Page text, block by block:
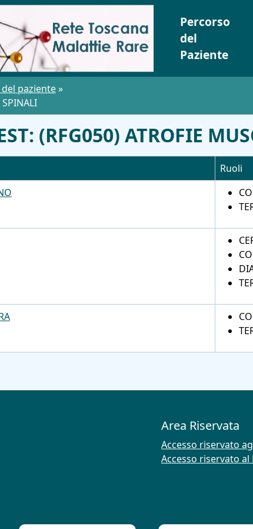
Percorso
del
Paziente
paziente»
SPINALI
(RFG050) ATROFIE
Ruoli
Area Riservata
Accesso riservato
Accesso riservato